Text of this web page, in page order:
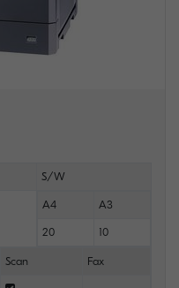
S/W
A4 A3
20 10
Scan Fax